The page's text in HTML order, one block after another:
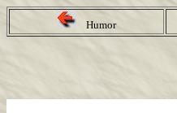
Humor